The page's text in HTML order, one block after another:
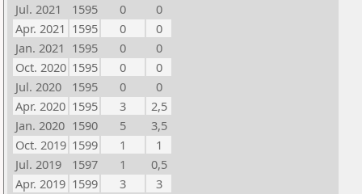
Jul. 2021
1595 0
0
Apr. 2021 1595 0
0
Jan. 2021 1595 0
0
Oct. 2020 1595 0
0
Jul. 2020
1595 0
0
Apr. 2020 1595 3
2,5
Jan. 2020 1590 5
3,5
Oct. 2019 1599 1
1
Jul. 2019
1597 1
0,5
Apr. 2019 1599 3
3